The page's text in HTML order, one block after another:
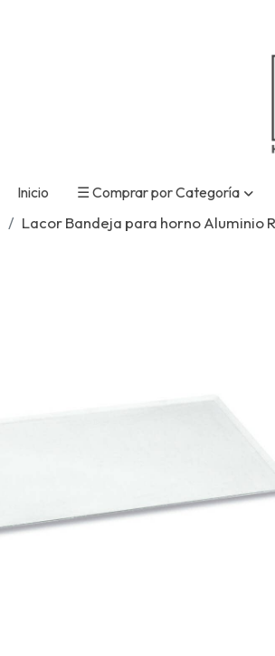
Inicio ☰ Comprar por Categoría
Lacor Bandeja para horno Aluminio